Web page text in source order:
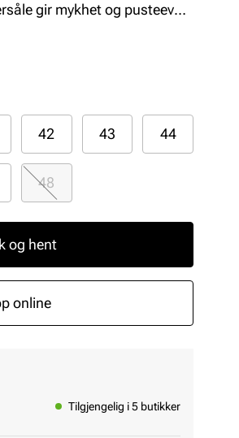
gir mykhet og pusteevne.
komfortabel modell som
42 43 44
48
og hent
online
Tilgjengelig i 5 butikker